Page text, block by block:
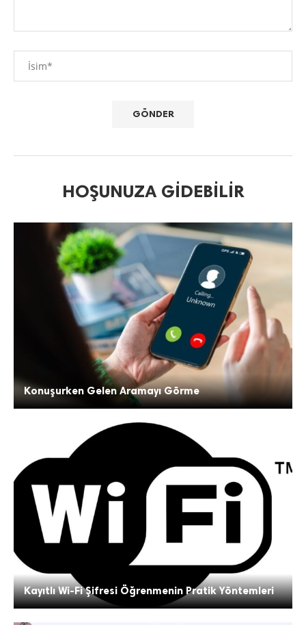
HOŞUNUZA GIDEBILIR
Konuşurken Gelen Aramayı Görme
Kayıtlı Wi-Fi Şifresi Öğrenmenin Pratik Yöntemleri